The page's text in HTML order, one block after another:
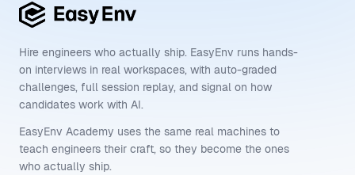
Hire engineers who actually ship. EasyEnv runs hands-
on interviews in real workspaces, with auto-graded
challenges, full session replay, and signal on how
candidates work with AI.
EasyEnv Academy uses the same real machines to
teach engineers their craft, so they become the ones
who actually ship.